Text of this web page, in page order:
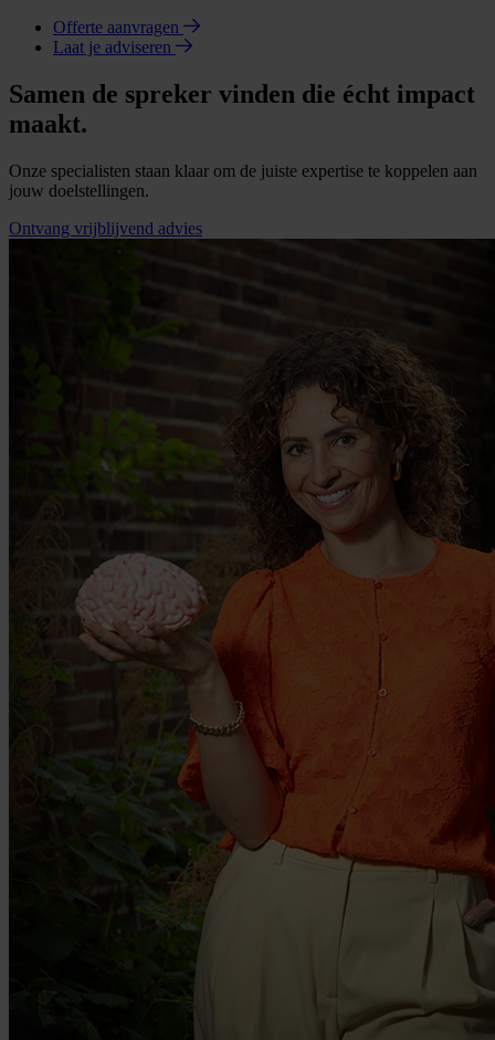
Offerte aanvragen
Laat je adviseren
Samen de spreker vinden die écht impact
maakt.
Onze specialisten staan klaar om de juiste expertise te koppelen aan
jouw doelstellingen.
Ontvang vrijblijvend advies